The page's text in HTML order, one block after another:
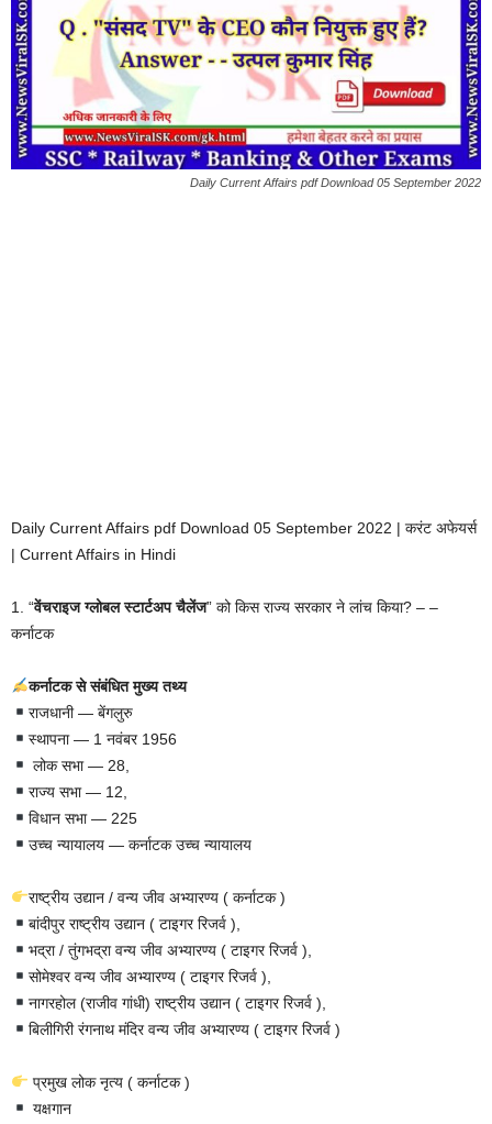
Daily Current Affairs pdf Download 05 September 2022
Daily Current Affairs pdf Download 05 September 2022 | करंट अफेयर्स
| Current Affairs in Hindi
1. “वेंचराइज ग्लोबल स्टार्टअप चैलेंज” को किस राज्य सरकार ने लांच किया? – –
कर्नाटक
कर्नाटक से संबंधित मुख्य तथ्य
राजधानी — बेंगलुरु
स्थापना — 1 नवंबर 1956
लोक सभा — 28,
राज्य सभा — 12,
विधान सभा — 225
उच्च न्यायालय — कर्नाटक उच्च न्यायालय
राष्ट्रीय उद्यान / वन्य जीव अभ्यारण्य ( कर्नाटक )
बांदीपुर राष्ट्रीय उद्यान ( टाइगर रिजर्व ),
भद्रा / तुंगभद्रा वन्य जीव अभ्यारण्य ( टाइगर रिजर्व ),
सोमेश्वर वन्य जीव अभ्यारण्य ( टाइगर रिजर्व ),
नागरहोल (राजीव गांधी) राष्ट्रीय उद्यान ( टाइगर रिजर्व ),
बिलीगिरी रंगनाथ मंदिर वन्य जीव अभ्यारण्य ( टाइगर रिजर्व )
प्रमुख लोक नृत्य ( कर्नाटक )
यक्षगान